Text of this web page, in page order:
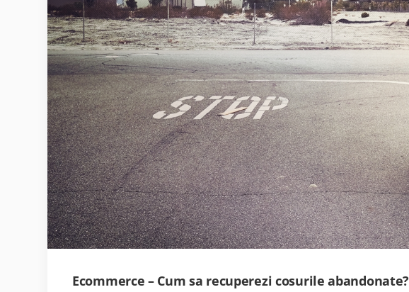
Ecommerce – Cum sa recuperezi cosurile abandonate?